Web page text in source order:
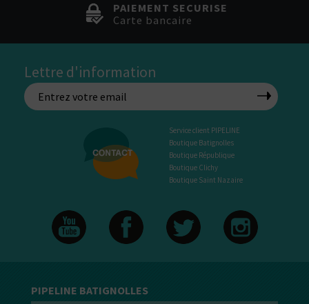
PAIEMENT SECURISE
Carte bancaire
Lettre d'information
Service client PIPELINE
Boutique Batignolles
Boutique République
Boutique Clichy
Boutique Saint Nazaire
PIPELINE BATIGNOLLES